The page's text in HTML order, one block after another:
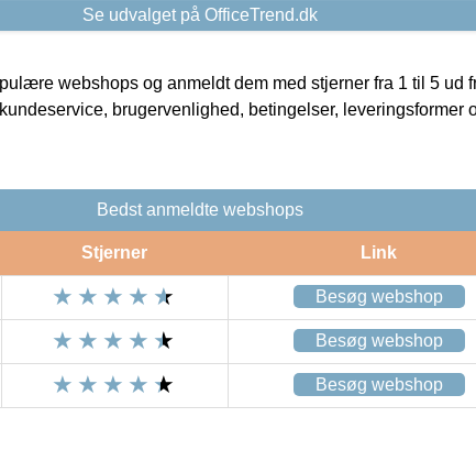
Se udvalget på OfficeTrend.dk
webshops og anmeldt dem med stjerner fra 1 til 5 ud
brugervenlighed, betingelser, leveringsformer
Bedst anmeldte webshops
Stjerner Link
Besøg webshop
Besøg webshop
Besøg webshop